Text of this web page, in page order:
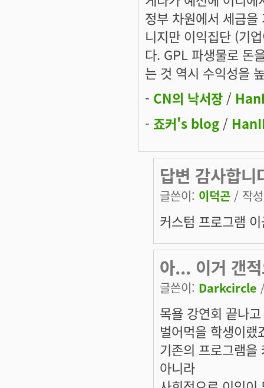
정부 차원에서 세금
니지만 이익집단 (기
다. GPL 파생물로 돈
는 것 역시 수익성을
- CN의 낙서장 /
- 죠커's blog /
답변 감사합
글쓴이: 이덕곤 / 작
커스텀 프로그램
아... 이거 갠
글쓴이: Darkcircle
목욜 강연회 끝나
벌어먹을 학생이
기존의 프로그램을
아니라